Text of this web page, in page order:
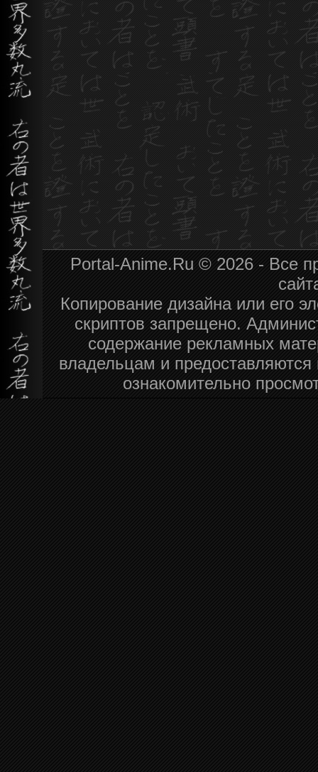
Portal-Anime.Ru © 2026 - Все
Копирование дизайна или его
скриптов запрещено.
содержание рекламных
владельцам и
ознакомительно